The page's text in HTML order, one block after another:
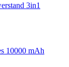
3in1
10000 mAh